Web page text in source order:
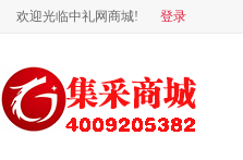
欢迎光临中礼网商城! 登录